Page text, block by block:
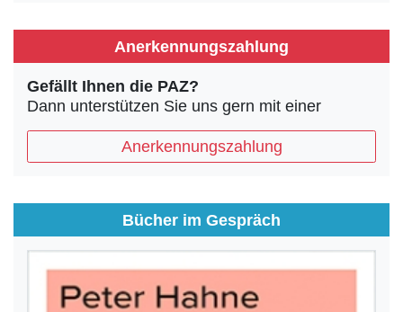
Anerkennungszahlung
Gefällt Ihnen die PAZ?
Dann unterstützen Sie uns gern mit einer
Anerkennungszahlung
Bücher im Gespräch